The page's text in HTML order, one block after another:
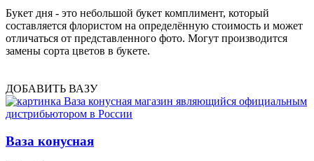
Букет дня - это небольшой букет комплимент, который
составляется флористом на определённую стоимость и может
отличаться от представленного фото. Могут производится
замены сорта цветов в букете.
ДОБАВИТЬ ВАЗУ
Ваза конусная